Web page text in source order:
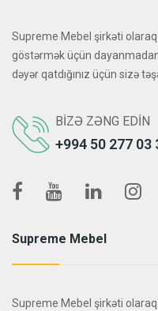
Supreme Mebel şirkəti
göstərmək üçün dayanmadan
dəyər qatdığınız üçün sizə
BIZƏ ZƏNG EDIN
+994 50 277 03
Supreme Mebel
Supreme Mebel şirkəti